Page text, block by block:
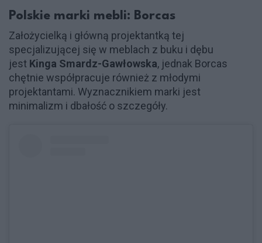
Polskie marki mebli: Borcas
Założycielką i główną projektantką tej
specjalizującej się w meblach z buku i dębu
jest Kinga Smardz-Gawłowska, jednak Borcas
chętnie współpracuje również z młodymi
projektantami. Wyznacznikiem marki jest
minimalizm i dbałość o szczegóły.